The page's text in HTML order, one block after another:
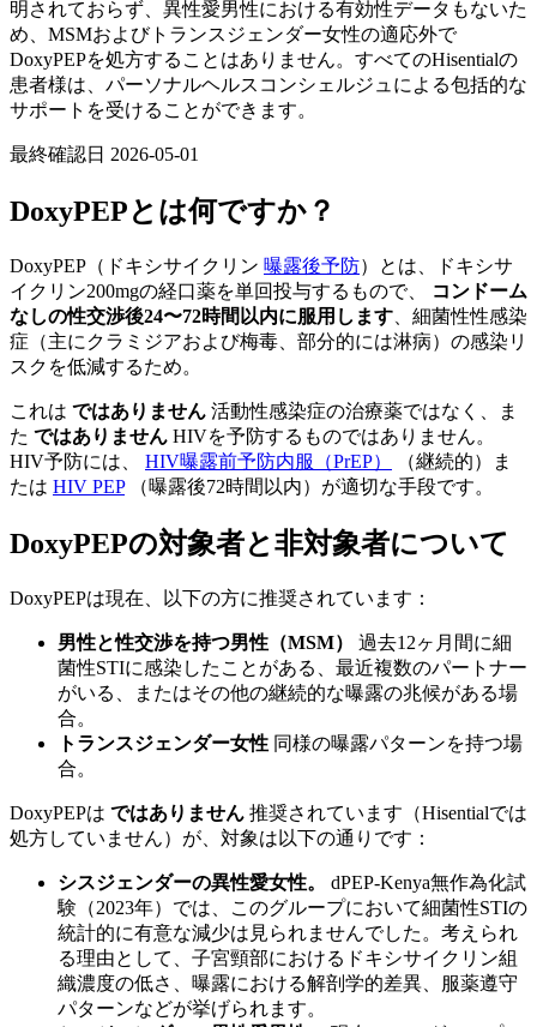
明されておらず、異性愛男性における有効性データもないた
め、MSMおよびトランスジェンダー女性の適応外で
DoxyPEPを処方することはありません。すべてのHisentialの
患者様は、パーソナルヘルスコンシェルジュによる包括的な
サポートを受けることができます。
最終確認日 2026-05-01
DoxyPEPとは何ですか？
DoxyPEP（ドキシサイクリン 曝露後予防）とは、ドキシサ
イクリン200mgの経口薬を単回投与するもので、
コンドーム
なしの性交渉後24〜72時間以内に服用します 、細菌性性感染
症（主にクラミジアおよび梅毒、部分的には淋病）の感染リ
スクを低減するため。
これは ではありません 活動性感染症の治療薬ではなく、ま
た ではありません HIVを予防するものではありません。
HIV予防には、 HIV曝露前予防内服（PrEP）
（継続的）ま
たは HIV PEP（曝露後72時間以内）が適切な手段です。
DoxyPEPの対象者と非対象者について
DoxyPEPは現在、以下の方に推奨されています：
男性と性交渉を持つ男性（MSM）
過去12ヶ月間に細
菌性STIに感染したことがある、最近複数のパートナー
がいる、またはその他の継続的な曝露の兆候がある場
合。
トランスジェンダー女性 同様の曝露パターンを持つ場
合。
DoxyPEPは ではありません 推奨されています（Hisentialでは
処方していません）が、対象は以下の通りです：
シスジェンダーの異性愛女性。
dPEP-Kenya無作為化試
験（2023年）では、このグループにおいて細菌性STIの
統計的に有意な減少は見られませんでした。考えられ
る理由として、子宮頸部におけるドキシサイクリン組
織濃度の低さ、曝露における解剖学的差異、服薬遵守
パターンなどが挙げられます。